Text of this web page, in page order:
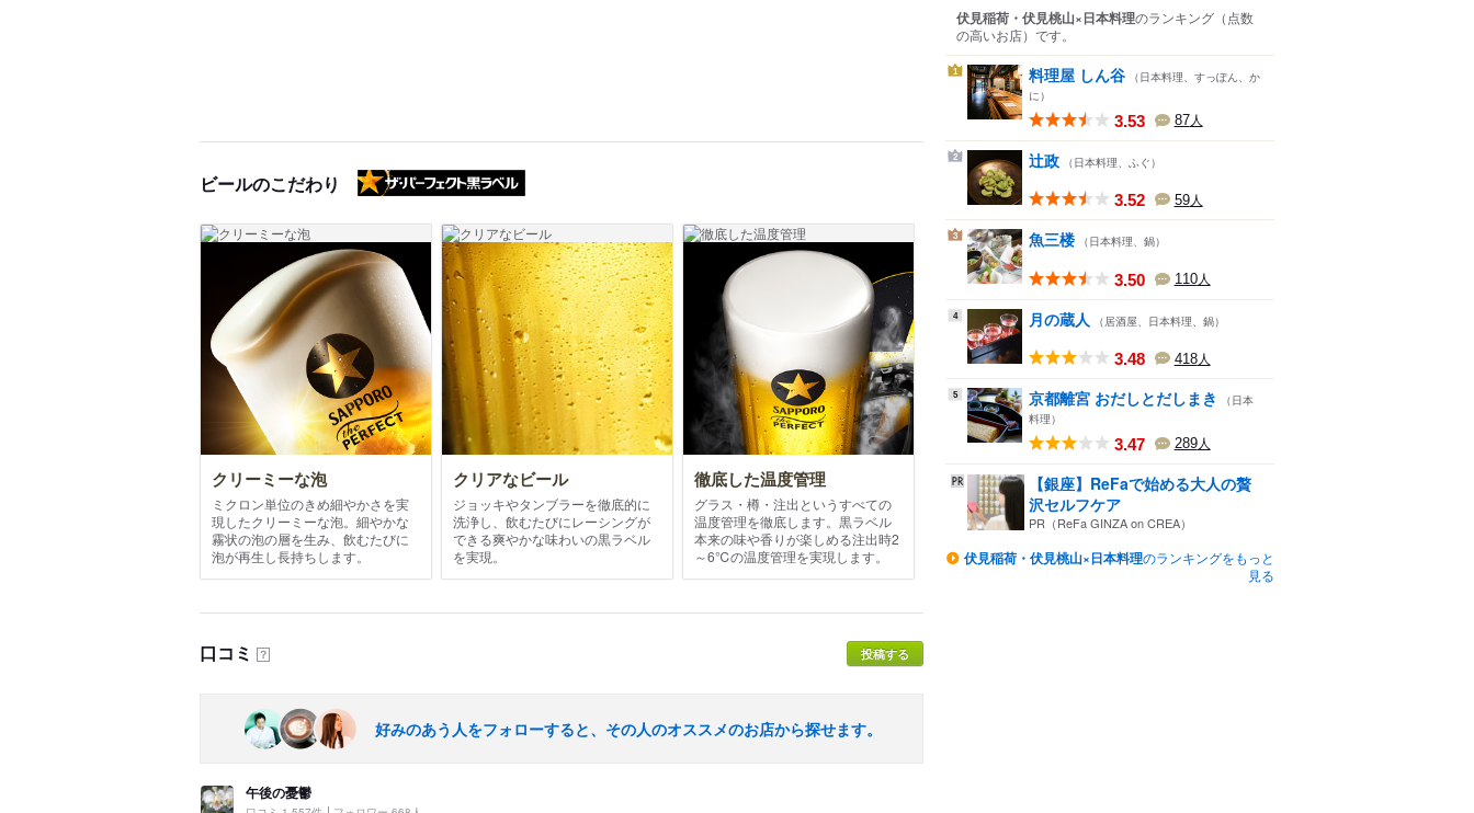
ビールのこだわり
クリーミーな泡
ミクロン単位のきめ細やかさを実
現したクリーミーな泡。細やかな
霧状の泡の層を生み、飲むたびに
泡が再生し長持ちします。
クリアなビール
ジョッキやタンブラーを徹底的に
洗浄し、飲むたびにレーシングが
できる爽やかな味わいの黒ラベル
を実現。
徹底した温度管理
グラス・樽・注出というすべての
温度管理を徹底します。黒ラベル
本来の味や香りが楽しめる注出時2
～6℃の温度管理を実現します。
口コミ ？ 投稿する
好みのあう人をフォローすると、その人のオススメのお店から探せます。
午後の憂鬱
伏見稲荷・伏見桃山×日本料理のランキング （点数
の高いお店） です。
1 料理屋 しん谷 （日本料理、すっぽん、か
に）
3.53 87人
2 辻政 （日本料理、ふぐ）
3.52 59人
3 魚三楼 （日本料理、鍋）
3.50 110人
4 月の蔵人 （居酒屋、日本料理、鍋）
3.48 418人
5 京都離宮 おだしとだしまき
（日本
料理）
3.47 289人
【銀座】ReFaで始める大人の贅
沢セルフケア
PR（ReFa GINZA on CREA）
伏見稲荷・伏見桃山×日本料理のランキングをもっと
見る